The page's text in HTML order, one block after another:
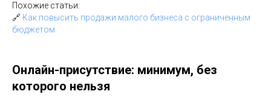
Похожие статьи:
🔗 Как повысить продажи малого бизнеса с ограниченным
бюджетом
Онлайн-присутствие: минимум, без
которого нельзя